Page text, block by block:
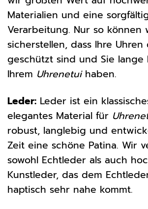
Materialien und eine
Verarbeitung. Nur so können
sicherstellen, dass Ihre Uhren
geschützt sind und Sie lange
Ihrem Uhrenetuihaben.
Leder: Leder ist ein
elegantes Material für
robust, langlebig und
Zeit eine schöne Patina. Wir
sowohl Echtleder als auch
Kunstleder, das dem
haptisch sehr nahe kommt.